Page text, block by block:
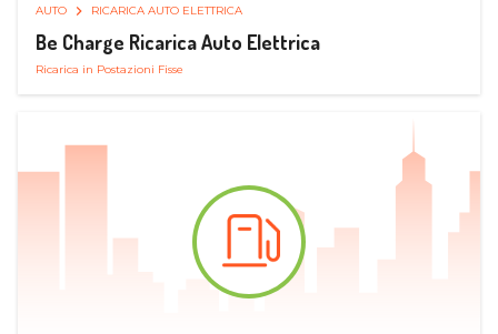
AUTO RICARICA AUTO ELETTRICA
Be Charge Ricarica Auto Elettrica
Ricarica in Postazioni Fisse